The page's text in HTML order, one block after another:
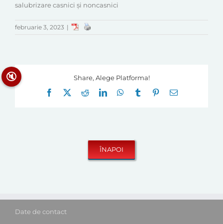
salubrizare casnici și noncasnici
februarie 3, 2023 |
Share, Alege Platforma!
Facebook
RedditLinkedInWhatsApp
Tumblr Pinterest
E-
Date de contact
🔇